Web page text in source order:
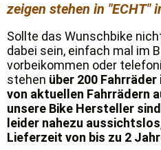
zeigen stehen in "ECHT"
Sollte das Wunschbike
dabei sein, einfach mal im
vorbeikommen oder
stehen über 200
von aktuellen Fahrrädern
unsere Bike Hersteller
leider nahezu
Lieferzeit von bis zu 2